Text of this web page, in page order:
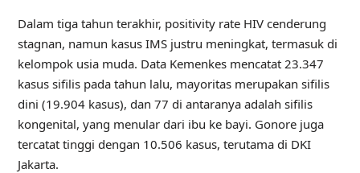
Dalam tiga tahun terakhir, positivity rate HIV cenderung
stagnan, namun kasus IMS justru meningkat, termasuk di
kelompok usia muda. Data Kemenkes mencatat 23.347
kasus sifilis pada tahun lalu, mayoritas merupakan sifilis
dini (19.904 kasus), dan 77 di antaranya adalah sifilis
kongenital, yang menular dari ibu ke bayi. Gonore juga
tercatat tinggi dengan 10.506 kasus, terutama di DKI
Jakarta.